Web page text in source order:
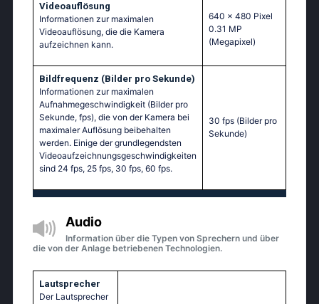
Videoauflösung
Informationen zur maximalen
Videoauflösung, die die Kamera
aufzeichnen kann.
640 x 480 Pixel
0.31 MP
(Megapixel)
Bildfrequenz (Bilder pro Sekunde)
Informationen zur maximalen
Aufnahmegeschwindigkeit (Bilder pro
Sekunde, fps), die von der Kamera bei
maximaler Auflösung beibehalten
werden. Einige der grundlegendsten
Videoaufzeichnungsgeschwindigkeiten
sind 24 fps, 25 fps, 30 fps, 60 fps.
30 fps (Bilder pro
Sekunde)
Audio
Information über die Typen von Sprechern und über
die von der Anlage betriebenen Technologien.
Lautsprecher
Der Lautsprecher